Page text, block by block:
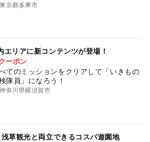
東京都多摩市
エリアに新コンテンツが登場！
ーポン
てのミッションをクリアして「いきもの
隊員」になろう！
神奈川県横須賀市
草観光と両立できるコスパ遊園地